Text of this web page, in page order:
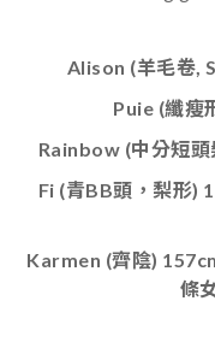
Alison (羊毛卷,
Puie (纖瘦
Rainbow (中分短頭
Fi (青BB頭，梨形)
Karmen (齊陰)
條